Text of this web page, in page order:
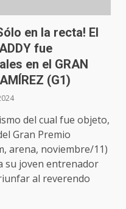
en la recta! El
fue
en el GRAN
(G1)
del cual fue objeto,
Gran Premio
arena, noviembre/11)
su joven entrenador
al reverendo